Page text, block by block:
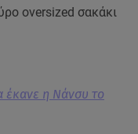
oversized σακάκι
έκανε η Νάνσυ το